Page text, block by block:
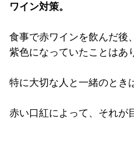
ワイン対策。
食事で赤ワインを飲んだ後
紫色になっていたことはあ
特に大切な人と一緒のとき
赤い口紅によって、それが